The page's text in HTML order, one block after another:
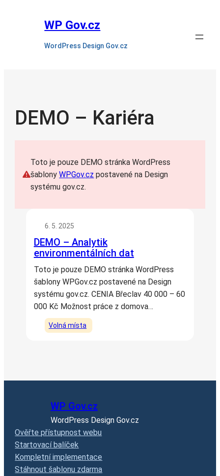
WP Gov.cz
WordPress Design Gov.cz
DEMO – Kariéra
Toto je pouze DEMO stránka WordPress
šablonyWPGov.cz postavené na Design
systému gov.cz.
6. 5. 2025
DEMO – Analytik
environmentálních dat
Toto je pouze DEMO stránka WordPress
šablony WPGov.cz postavené na Design
systému gov.cz. CENIA Břeclav 40 000 – 60
000 Kč Možnost práce z domova…
Volná místa
WP Gov.cz
WordPress Design Gov.cz
Ověřte přístupnost webu
Startovací balíček
Kompletní implementace
Stáhnout šablonu zdarma